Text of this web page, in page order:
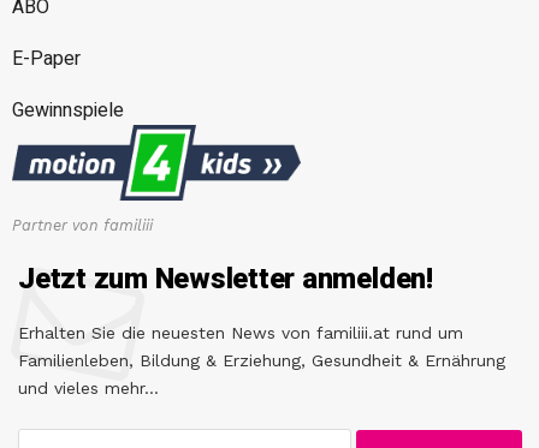
ABO
E-Paper
Gewinnspiele
Partner von familiii
Jetzt zum Newsletter anmelden!
Erhalten Sie die neuesten News von familiii.at rund um
Familienleben, Bildung & Erziehung, Gesundheit & Ernährung
und vieles mehr...